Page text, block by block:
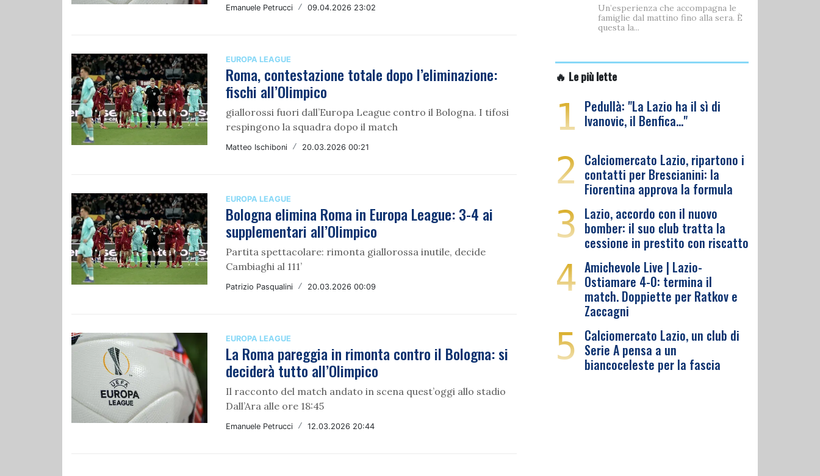
Emanuele Petrucci / 09.04.2026 23:02
EUROPA LEAGUE
Roma, contestazione totale dopo l’eliminazione:
fischi all’Olimpico
giallorossi fuori dall’Europa League contro il Bologna. I tifosi
respingono la squadra dopo il match
Matteo Ischiboni / 20.03.2026 00:21
EUROPA LEAGUE
Bologna elimina Roma in Europa League: 3-4 ai
supplementari all’Olimpico
Partita spettacolare: rimonta giallorossa inutile, decide
Cambiaghi al 111’
Patrizio Pasqualini / 20.03.2026 00:09
EUROPA LEAGUE
La Roma pareggia in rimonta contro il Bologna: si
deciderà tutto all’Olimpico
Il racconto del match andato in scena quest’oggi allo stadio
Dall’Ara alle ore 18:45
Emanuele Petrucci / 12.03.2026 20:44
Un’esperienza che accompagna le
famiglie dal mattino fino alla sera. È
questa la...
🔥 Le più lette
1 Pedullà: "La Lazio ha il sì di
Ivanovic, il Benfica…"
2 Calciomercato Lazio, ripartono i
contatti per Brescianini: la
Fiorentina approva la formula
3 Lazio, accordo con il nuovo
bomber: il suo club tratta la
cessione in prestito con riscatto
4 Amichevole Live | Lazio-
Ostiamare 4-0: termina il
match. Doppiette per Ratkov e
Zaccagni
5 Calciomercato Lazio, un club di
Serie A pensa a un
biancoceleste per la fascia